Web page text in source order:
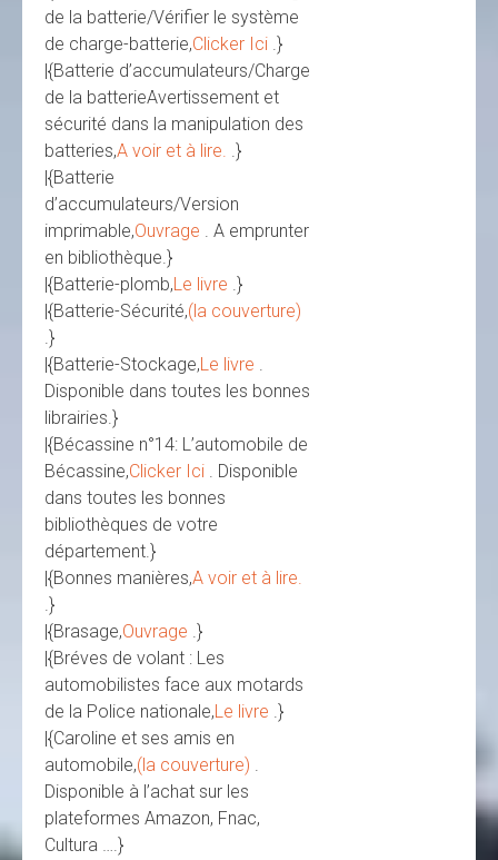
de la batterie/Vérifier le système
de charge-batterie,Clicker Ici .}
|{Batterie d’accumulateurs/Charge
de la batterieAvertissement et
sécurité dans la manipulation des
batteries,A voir et à lire. .}
|{Batterie
d’accumulateurs/Version
imprimable,Ouvrage . A emprunter
en bibliothèque.}
|{Batterie-plomb,Le livre .}
|{Batterie-Sécurité,(la couverture)
.}
|{Batterie-Stockage,Le livre .
Disponible dans toutes les bonnes
librairies.}
|{Bécassine n°14: L’automobile de
Bécassine,Clicker Ici . Disponible
dans toutes les bonnes
bibliothèques de votre
département.}
|{Bonnes manières,A voir et à lire.
.}
|{Brasage,Ouvrage .}
|{Bréves de volant : Les
automobilistes face aux motards
de la Police nationale,Le livre .}
|{Caroline et ses amis en
automobile,(la couverture) .
Disponible à l’achat sur les
plateformes Amazon, Fnac,
Cultura ….}